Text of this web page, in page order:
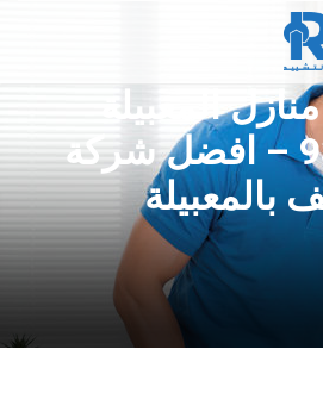
المعبيلة
93112753 – افضل شركة
بالمعبيلة